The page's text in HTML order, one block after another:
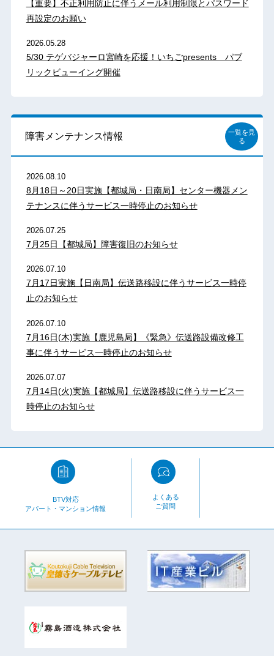
【重要】不正利用防止に伴うメール利用制限とパスワード
再設定のお願い
2026.05.28
5/30 テゲバジャーロ宮崎を応援！いちごpresents パブ
リックビューイング開催
障害メンテナンス情報
一覧を見
る
2026.08.10
8月18日～20日実施【都城局・日南局】センター機器メン
テナンスに伴うサービス一時停止のお知らせ
2026.07.25
7月25日【都城局】障害復旧のお知らせ
2026.07.10
7月17日実施【日南局】伝送路移設に伴うサービス一時停
止のお知らせ
2026.07.10
7月16日(木)実施【鹿児島局】《緊急》伝送路設備改修工
事に伴うサービス一時停止のお知らせ
2026.07.07
7月14日(火)実施【都城局】伝送路移設に伴うサービス一
時停止のお知らせ
BTV対応
アパート・マンション情報
よくある
ご質問